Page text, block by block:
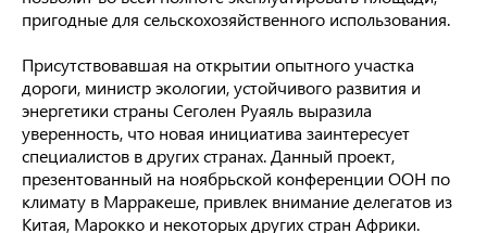
пригодные для сельскохозяйственного использования.
Присутствовавшая на открытии опытного участка
дороги, министр экологии, устойчивого развития и
энергетики страны Сеголен Руаяль выразила
уверенность, что новая инициатива заинтересует
специалистов в других странах. Данный проект,
презентованный на ноябрьской конференции ООН по
климату в Марракеше, привлек внимание делегатов из
Китая, Марокко и некоторых других стран Африки.